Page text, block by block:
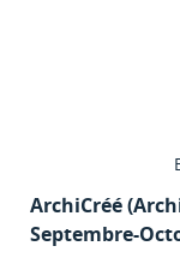
ArchiCréé
Septembre-